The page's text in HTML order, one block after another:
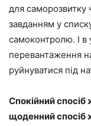
для саморозвитку
завданням у
самоконтролю. І в
перевантаження
руйнуватися під
Спокійний
щоденний спосіб